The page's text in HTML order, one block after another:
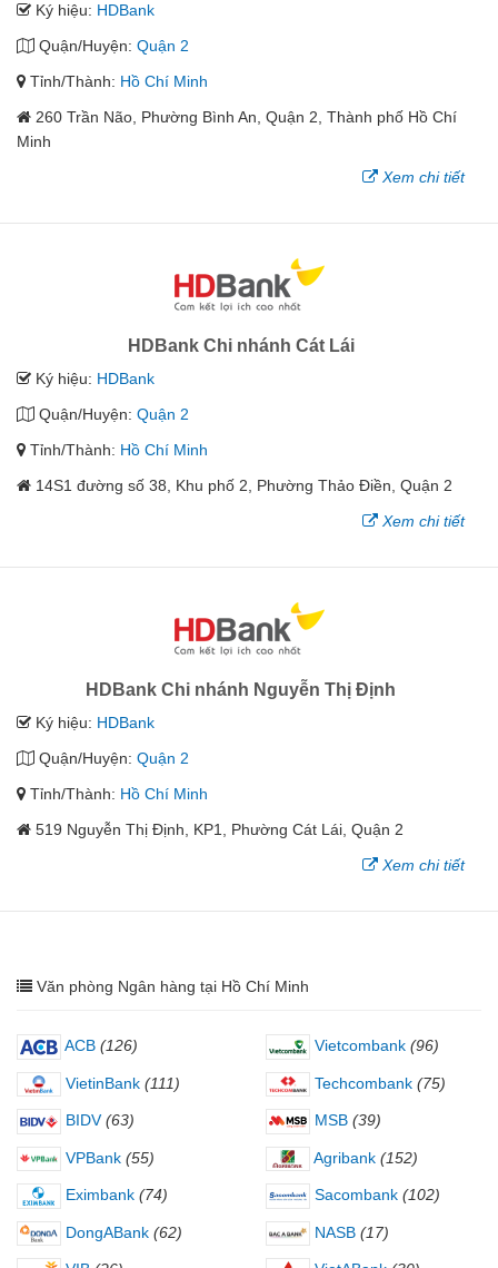
Ký hiệu: HDBank
Quận/Huyện: Quận 2
Tỉnh/Thành: Hồ Chí Minh
260 Trần Não, Phường Bình An, Quận 2, Thành phố Hồ Chí
Minh
Xem chi tiết
HDBank Chi nhánh Cát Lái
Ký hiệu: HDBank
Quận/Huyện: Quận 2
Tỉnh/Thành: Hồ Chí Minh
14S1 đường số 38, Khu phố 2, Phường Thảo Điền, Quận 2
Xem chi tiết
HDBank Chi nhánh Nguyễn Thị Định
Ký hiệu: HDBank
Quận/Huyện: Quận 2
Tỉnh/Thành: Hồ Chí Minh
519 Nguyễn Thị Định, KP1, Phường Cát Lái, Quận 2
Xem chi tiết
Văn phòng Ngân hàng tại Hồ Chí Minh
ACB (126) Vietcombank (96)
VietinBank (111) Techcombank (75)
BIDV (63) MSB (39)
VPBank (55) Agribank (152)
Eximbank (74) Sacombank (102)
DongABank (62) NASB (17)